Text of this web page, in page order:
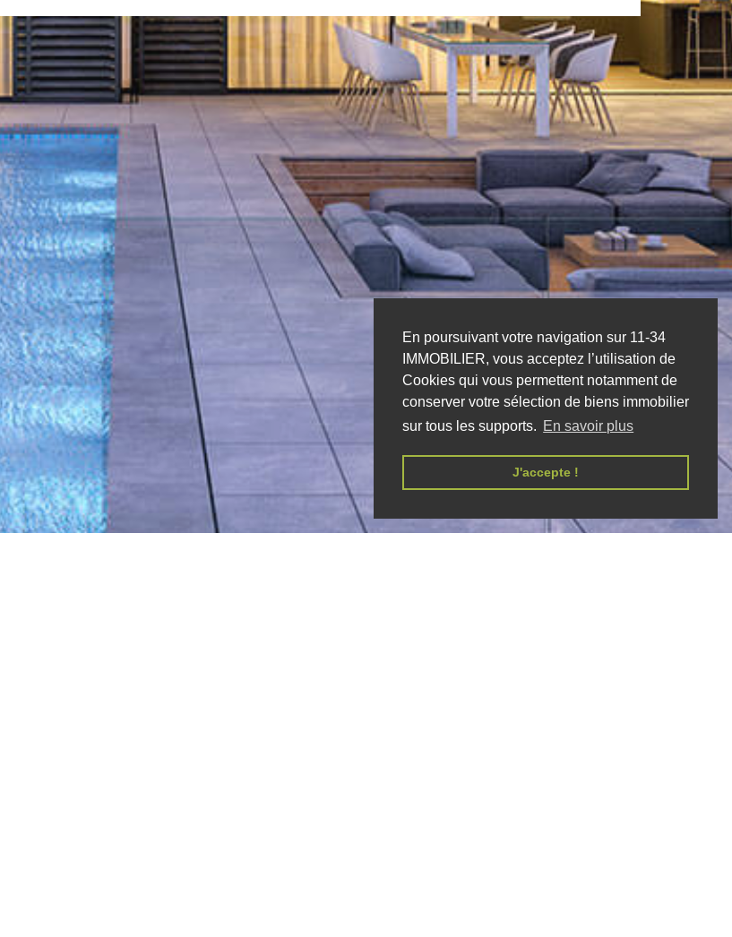
En poursuivant votre navigation sur 11-34
IMMOBILIER, vous acceptez l’utilisation de
Cookies qui vous permettent notamment de
conserver votre sélection de biens immobilier
sur tous les supports. En savoir plus
J'accepte !